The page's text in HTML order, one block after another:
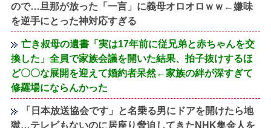
ので…旦那が放った「一言」に義母オロオロｗｗ←嫌味
を逆手にとった神対応すぎる
亡き叔母の遺書「実は17年前に従兄弟と赤ちゃんを交
換した」全員で家族会議を開いた結果、拍子抜けするほ
ど〇〇な展開を迎えて婚約者呆然←家族の絆が深すぎて
修羅場にならんかった
「日本放送協会です」と名乗る男にドアを開けたら地
獄…テレビもないのに居座り脅迫してきたNHK集金人を